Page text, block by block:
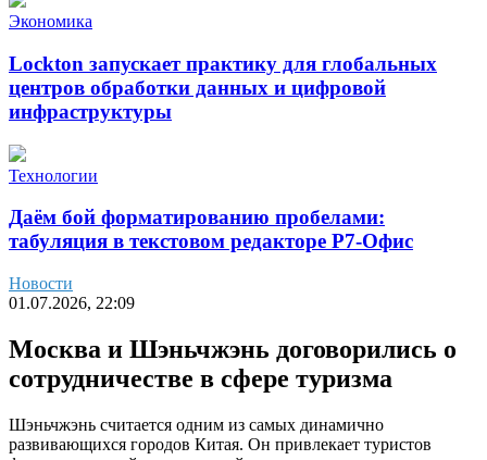
Экономика
Lockton запускает практику для глобальных
центров обработки данных и цифровой
инфраструктуры
Технологии
Даём бой форматированию пробелами:
табуляция в текстовом редакторе Р7-Офис
Новости
01.07.2026, 22:09
Москва и Шэньчжэнь договорились о
сотрудничестве в сфере туризма
Шэньчжэнь считается одним из самых динамично
развивающихся городов Китая. Он привлекает туристов